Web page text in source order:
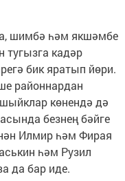
шимбә һәм якшәмбе
тугызга кадәр
бик яратып йөри.
районнардан
көнендә дә
безнең бәйге
Илмир һәм Фирая
һәм Рузил
да бар иде.